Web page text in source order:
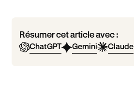
Résumer cet article avec :
ChatGPT Gemini Claude